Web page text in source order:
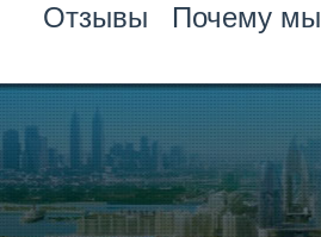
Отзывы Почему мы